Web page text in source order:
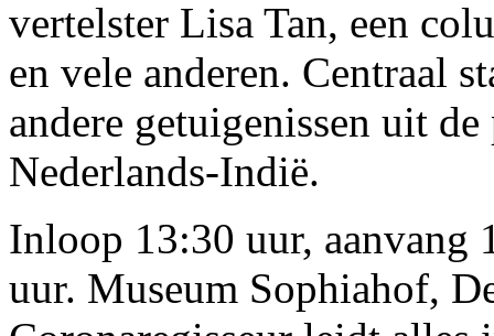
vertelster Lisa Tan, een
en vele anderen. Centraal
andere getuigenissen uit
Nederlands-Indië.
Inloop 13:30 uur, aanvang
uur. Museum Sophiahof,